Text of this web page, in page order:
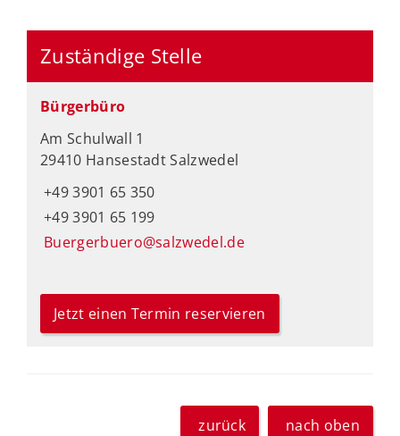
Zuständige Stelle
Bürgerbüro
Am Schulwall 1
29410 Hansestadt Salzwedel
+49 3901 65 350
+49 3901 65 199
Buergerbuero@salzwedel.de
Jetzt einen Termin reservieren
zurück nach oben